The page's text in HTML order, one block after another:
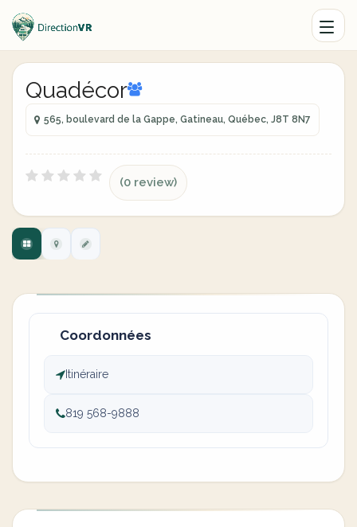
Quadécor
565, boulevard de la Gappe, Gatineau, Québec, J8T 8N7
(0 review)
Coordonnées
Itinéraire
819 568-9888